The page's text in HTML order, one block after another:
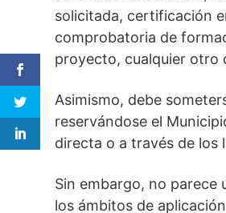
solicitada, certificación
comprobatoria de
proyecto, cualquier otro
Asimismo, debe
reservándose el
directa o a través de los
Sin embargo, no parece
los ámbitos de